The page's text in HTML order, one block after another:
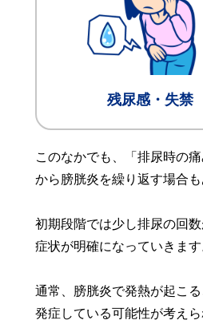
残尿感・失禁
このなかでも、「排尿時の
から膀胱炎を繰り返す場合も
初期段階では少し排尿の回
症状が明確になっていきます
通常、膀胱炎で発熱が起こ
発症している可能性が考え